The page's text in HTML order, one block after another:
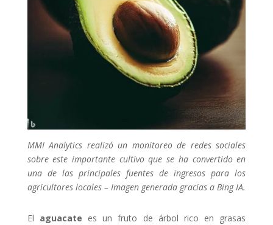
MMI Analytics realizó un monitoreo de redes sociales
sobre este importante cultivo que se ha convertido en
una de las principales fuentes de ingresos para los
agricultores locales – Imagen generada gracias a Bing IA.
El aguacate es un fruto de árbol rico en grasas